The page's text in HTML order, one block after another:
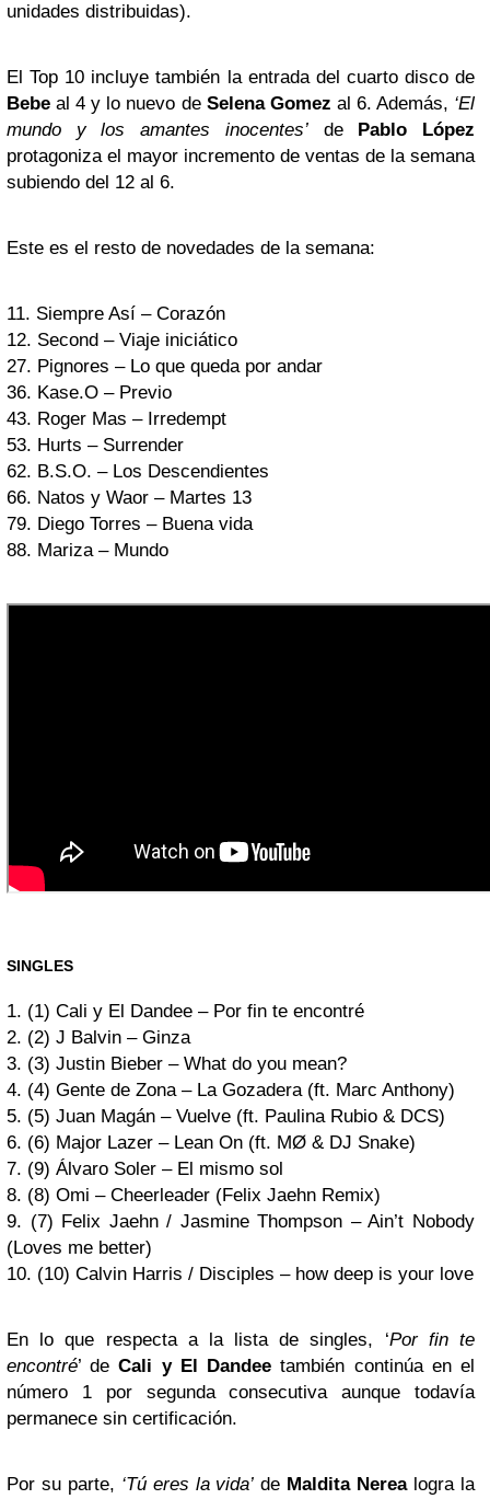
unidades distribuidas).
El Top 10 incluye también la entrada del cuarto disco de
Bebe al 4 y lo nuevo de Selena Gomez al 6. Además, ‘El
mundo y los amantes inocentes’de
Pablo López
protagoniza el mayor incremento de ventas de la semana
subiendo del 12 al 6.
Este es el resto de novedades de la semana:
11. Siempre Así – Corazón
12. Second – Viaje iniciático
27. Pignores – Lo que queda por andar
36. Kase.O – Previo
43. Roger Mas – Irredempt
53. Hurts – Surrender
62. B.S.O. – Los Descendientes
66. Natos y Waor – Martes 13
79. Diego Torres – Buena vida
88. Mariza – Mundo
SINGLES
1. (1) Cali y El Dandee – Por fin te encontré
2. (2) J Balvin – Ginza
3. (3) Justin Bieber – What do you mean?
4. (4) Gente de Zona – La Gozadera (ft. Marc Anthony)
5. (5) Juan Magán – Vuelve (ft. Paulina Rubio & DCS)
6. (6) Major Lazer – Lean On (ft. MØ & DJ Snake)
7. (9) Álvaro Soler – El mismo sol
8. (8) Omi – Cheerleader (Felix Jaehn Remix)
9. (7) Felix Jaehn / Jasmine Thompson – Ain’t Nobody
(Loves me better)
10. (10) Calvin Harris / Disciples – how deep is your love
En lo que respecta a la lista de singles, ‘Por fin te
encontré’ deCali y El Dandee también continúa en el
número 1 por segunda consecutiva aunque todavía
permanece sin certificación.
Por su parte, ‘Tú eres la vida’ de Maldita Nerealogra la